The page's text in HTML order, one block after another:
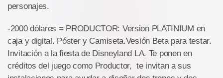
personajes.
-2000 dólares = PRODUCTOR: Version PLATINIUM en
caja y digital. Póster y Camiseta.Vesión Beta para testar.
Invitación a la fiesta de Disneyland LA. Te ponen en
créditos del juego como Productor, te invitan a sus